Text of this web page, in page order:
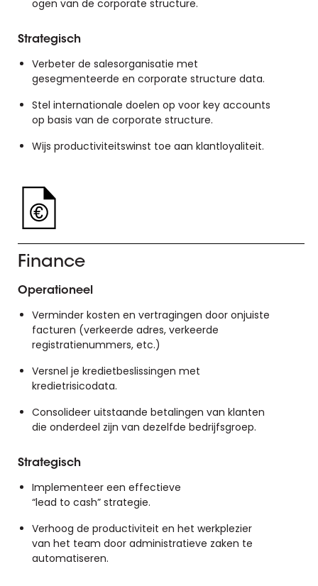
ogen van de corporate structure.
Strategisch
Verbeter de salesorganisatie met
gesegmenteerde en corporate structure data.
Stel internationale doelen op voor key accounts
op basis van de corporate structure.
Wijs productiviteitswinst toe aan klantloyaliteit.
Finance
Operationeel
Verminder kosten en vertragingen door onjuiste
facturen (verkeerde adres, verkeerde
registratienummers, etc.)
Versnel je kredietbeslissingen met
kredietrisicodata.
Consolideer uitstaande betalingen van klanten
die onderdeel zijn van dezelfde bedrijfsgroep.
Strategisch
Implementeer een effectieve
“lead to cash” strategie.
Verhoog de productiviteit en het werkplezier
van het team door administratieve zaken te
automatiseren.